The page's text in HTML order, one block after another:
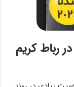
رباط کریم